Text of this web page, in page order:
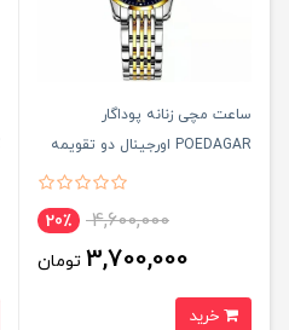
ساعت مچی زنانه پوداگار
POEDAGAR اورجينال دو تقويمه
صفحه سرمه ای مدل B2 نسخه
4,600,000 20٪
3,700,000 تومان